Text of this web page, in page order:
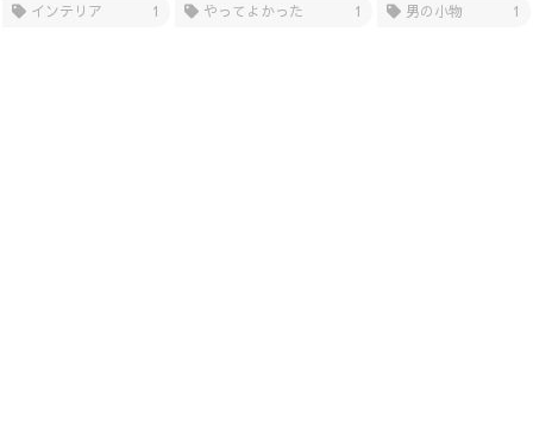
インテリア
1 やってよかった 1 男の小物 1